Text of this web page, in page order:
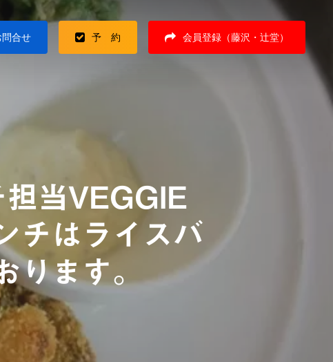
問合せ 予 約 会員登録（藤沢・辻堂）
担当VEGGIE
チはライスバ
ます。